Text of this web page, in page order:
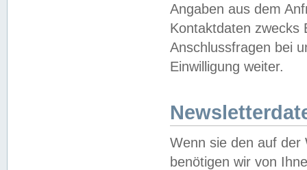
Angaben aus dem
Kontaktdaten zwecks
Anschlussfragen bei
Einwilligung weiter.
Wenn sie den auf der
benötigen wir von